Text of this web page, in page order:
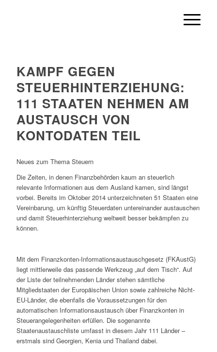
KAMPF GEGEN
STEUERHINTERZIEHUNG:
111 STAATEN NEHMEN AM
AUSTAUSCH VON
KONTODATEN TEIL
Neues zum Thema Steuern
Die Zeiten, in denen Finanzbehörden kaum an steuerlich
relevante Informationen aus dem Ausland kamen, sind längst
vorbei. Bereits im Oktober 2014 unterzeichneten 51 Staaten eine
Vereinbarung, um künftig Steuerdaten untereinander austauschen
und damit Steuerhinterziehung weltweit besser bekämpfen zu
können.
Mit dem Finanzkonten-Informationsaustauschgesetz (FKAustG)
liegt mittlerweile das passende Werkzeug „auf dem Tisch“. Auf
der Liste der teilnehmenden Länder stehen sämtliche
Mitgliedstaaten der Europäischen Union sowie zahlreiche Nicht-
EU-Länder, die ebenfalls die Voraussetzungen für den
automatischen Informationsaustausch über Finanzkonten in
Steuerangelegenheiten erfüllen. Die sogenannte
Staatenaustauschliste umfasst in diesem Jahr 111 Länder –
erstmals sind Georgien, Kenia und Thailand dabei.